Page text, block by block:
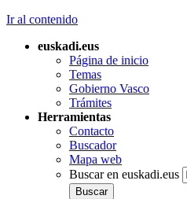
Ir al contenido
euskadi.eus
Página de inicio
Temas
Gobierno Vasco
Trámites
Herramientas
Contacto
Buscador
Mapa web
Buscar en euskadi.eus